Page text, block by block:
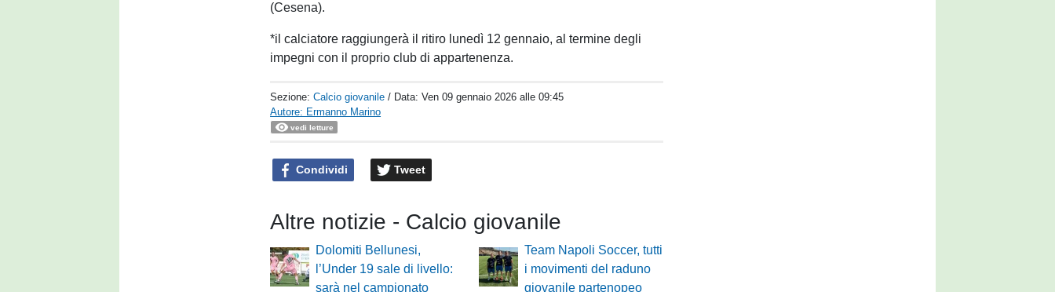
(Cesena).
*il calciatore raggiungerà il ritiro lunedì 12 gennaio, al termine degli
impegni con il proprio club di appartenenza.
Sezione:Calcio giovanile / Data:Ven 09 gennaio 2026 alle 09:45
Autore: Ermanno Marino
vedi letture
Condividi Tweet
Altre notizie - Calcio giovanile
Dolomiti Bellunesi,
l’Under 19 sale di livello:
sarà nel campionato
Team Napoli Soccer, tutti
i movimenti del raduno
giovanile partenopeo